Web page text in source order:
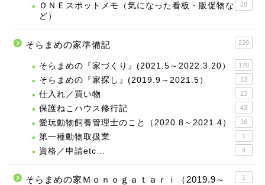
ＯＮＥスポットメモ（気になった看板・販促物な
ど）
29
そらまめの家準備記 220
そらまめの『家づくり』(2021.5～2022.3.20） 120
そらまめの『家探し』(2019.9～2021.5） 13
仕入れ／買い物 23
保護ねこハウス修行記 43
愛玩動物飼養管理士のこと（2020.8～2021.4） 16
第一種動物取扱業 1
資格／申請etc… 4
そらまめの家Ｍｏｎｏｇａｔａｒｉ（2019.9～
1